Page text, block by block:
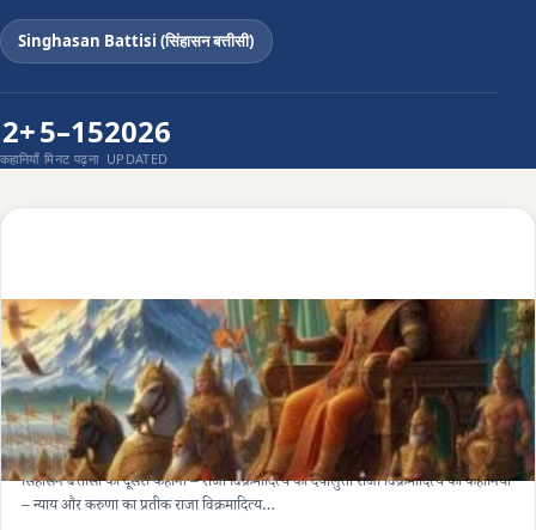
Singhasan Battisi (सिंहासन बत्तीसी)
2+
कहानियाँ
5–15
मिनट पढ़ना
2026
UPDATED
SINGHASAN BATTISI (सिंहासन बत्तीसी) 5 मिनट
सिंहासन बत्तीसी की दूसरी कहानी – राजा विक्रमादित्य की दयालुता
सिंहासन बत्तीसी की दूसरी कहानी – राजा विक्रमादित्य की दयालुता राजा विक्रमादित्य की कहानियाँ
– न्याय और करुणा का प्रतीक राजा विक्रमादित्य…